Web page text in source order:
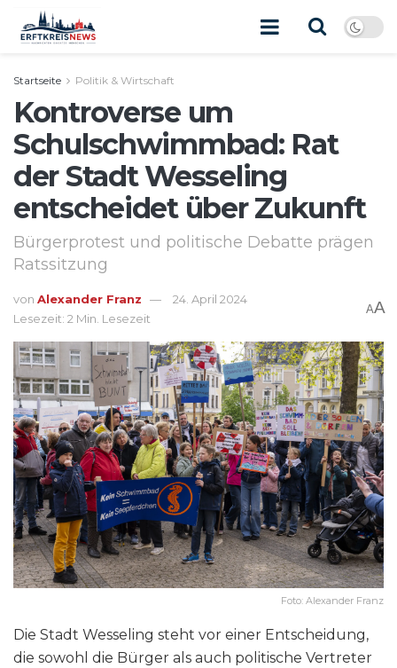
Startseite Politik & Wirtschaft
Kontroverse um
Schulschwimmbad: Rat
der Stadt Wesseling
entscheidet über Zukunft
Bürgerprotest und politische Debatte prägen
Ratssitzung
von Alexander Franz
24. April 2024
Lesezeit: 2 Min. Lesezeit
AA
Foto: Alexander Franz
Die Stadt Wesseling steht vor einer Entscheidung,
die sowohl die Bürger als auch politische Vertreter